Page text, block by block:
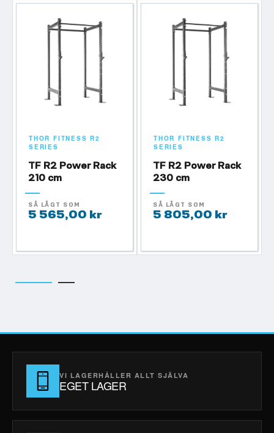
THOR FITNESS R2
SERIES
TF R2 Power Rack
210 cm
SÅ LÅGT SOM
5 565,00 kr
THOR FITNESS R2
SERIES
TF R2 Power Rack
230 cm
SÅ LÅGT SOM
5 805,00 kr
VI LAGERHÅLLER ALLT SJÄLVA
EGET LAGER